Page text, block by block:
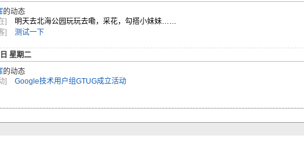
的动态
]
明天去北海公园玩玩去嘞，采花，勾搭小妹妹……
]
测试一下
星期二
的动态
]
Google技术用户组GTUG成立活动